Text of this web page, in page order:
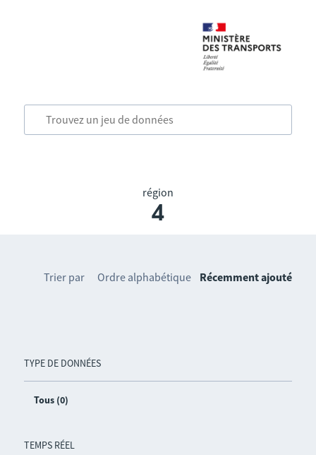
région
4
TYPE DE DONNÉES
Tous (0)
TEMPS RÉEL
Trier par Ordre alphabétique Récemment ajouté